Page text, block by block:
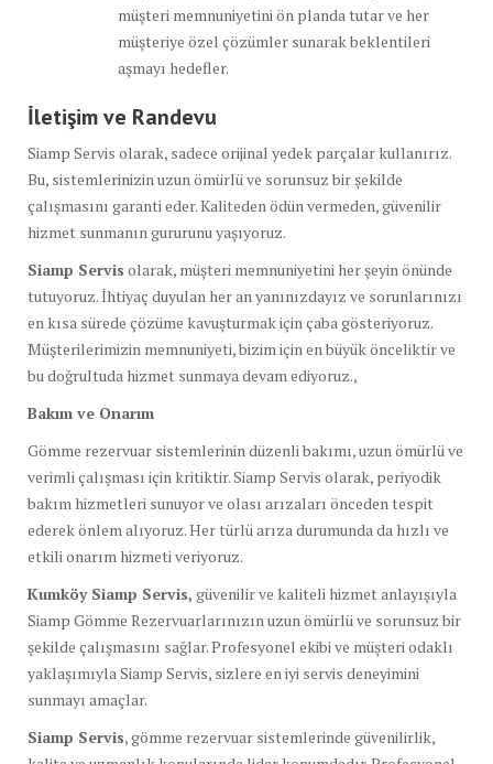
müşteri memnuniyetini ön planda tutar ve her
müşteriye özel çözümler sunarak beklentileri
aşmayı hedefler.
İletişim ve Randevu
Siamp Servis olarak, sadece orijinal yedek parçalar kullanırız.
Bu, sistemlerinizin uzun ömürlü ve sorunsuz bir şekilde
çalışmasını garanti eder. Kaliteden ödün vermeden, güvenilir
hizmet sunmanın gururunu yaşıyoruz.
Siamp Servis olarak, müşteri memnuniyetini her şeyin önünde
tutuyoruz. İhtiyaç duyulan her an yanınızdayız ve sorunlarınızı
en kısa sürede çözüme kavuşturmak için çaba gösteriyoruz.
Müşterilerimizin memnuniyeti, bizim için en büyük önceliktir ve
bu doğrultuda hizmet sunmaya devam ediyoruz.,
Bakım ve Onarım
Gömme rezervuar sistemlerinin düzenli bakımı, uzun ömürlü ve
verimli çalışması için kritiktir. Siamp Servis olarak, periyodik
bakım hizmetleri sunuyor ve olası arızaları önceden tespit
ederek önlem alıyoruz. Her türlü arıza durumunda da hızlı ve
etkili onarım hizmeti veriyoruz.
Kumköy Siamp Servis, güvenilir ve kaliteli hizmet anlayışıyla
Siamp Gömme Rezervuarlarınızın uzun ömürlü ve sorunsuz bir
şekilde çalışmasını sağlar. Profesyonel ekibi ve müşteri odaklı
yaklaşımıyla Siamp Servis, sizlere en iyi servis deneyimini
sunmayı amaçlar.
Siamp Servis, gömme rezervuar sistemlerinde güvenilirlik,